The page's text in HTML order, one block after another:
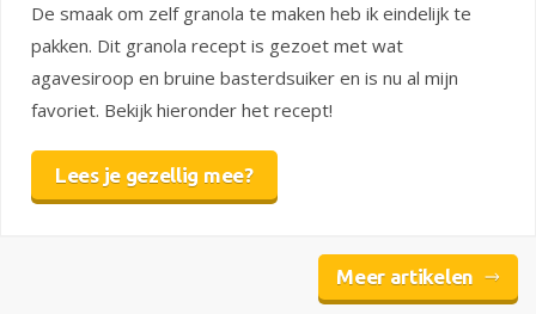
De smaak om zelf granola te maken heb ik eindelijk te
pakken. Dit granola recept is gezoet met wat
agavesiroop en bruine basterdsuiker en is nu al mijn
favoriet. Bekijk hieronder het recept!
Lees je gezellig mee?
Meer artikelen